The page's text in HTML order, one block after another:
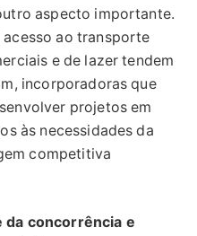
aspecto importante.
ao transporte
e de lazer tendem
incorporadoras que
projetos em
às necessidades da
competitiva
da concorrência e